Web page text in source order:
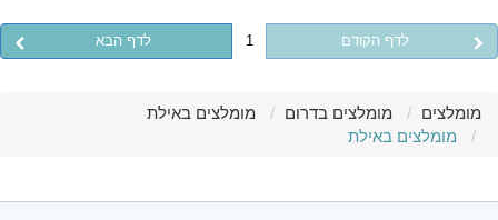
לדף הקודם 1 לדף הבא
מומלצים מומלצים בדרום
מומלצים באילת
מומלצים באילת